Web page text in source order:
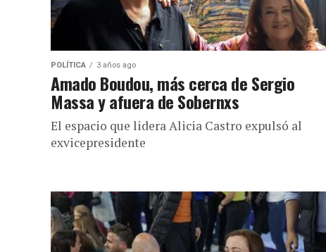
POLÍTICA 3 años ago
Amado Boudou, más cerca de Sergio
Massa y afuera de Sobernxs
El espacio que lidera Alicia Castro expulsó al
exvicepresidente